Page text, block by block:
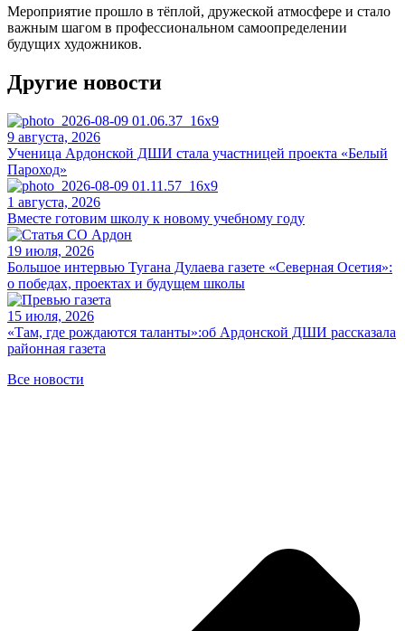
Мероприятие прошло в тёплой, дружеской атмосфере и стало
важным шагом в профессиональном самоопределении
будущих художников.
Другие новости
9 августа, 2026
Ученица Ардонской ДШИ стала участницей проекта «Белый
Пароход»
1 августа, 2026
Вместе готовим школу к новому учебному году
19 июля, 2026
Большое интервью Тугана Дулаева газете «Северная Осетия»:
о победах, проектах и будущем школы
15 июля, 2026
«Там, где рождаются таланты»:об Ардонской ДШИ рассказала
районная газета
Все новости